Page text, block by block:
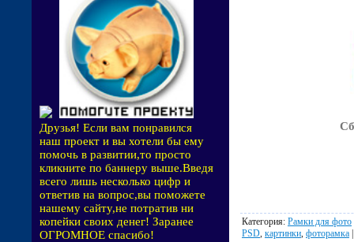
Друзья! Если вам понравился
наш проект и вы хотели бы ему
помочь в развитии,то просто
кликните по баннеру выше.Введя
всего лишь несколько цифр и
ответив на вопрос,вы поможете
нашему сайту,не потратив ни
копейки своих денег! Заранее
ОГРОМНОЕ спасибо!
Категория: Рамки для фото
PSD картинки фоторамка